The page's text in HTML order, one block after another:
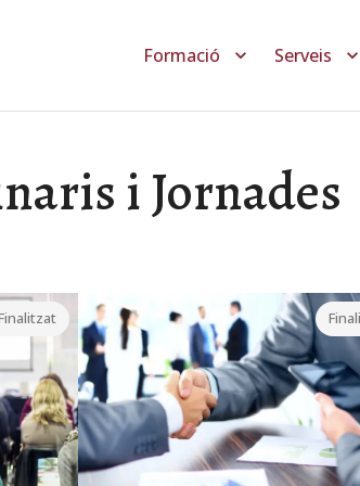
Formació Toggle menu
Serveis
i Jornades